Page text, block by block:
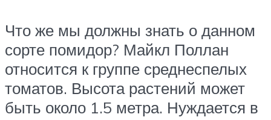
Что же мы должны знать о данном
сорте помидор? Майкл Поллан
относится к группе среднеспелых
томатов. Высота растений может
быть около 1.5 метра. Нуждается в